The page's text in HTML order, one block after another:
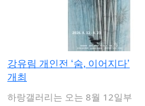
강유림 개인전 ‘숨, 이어지다’
개최
하랑갤러리는 오는 8월 12일부